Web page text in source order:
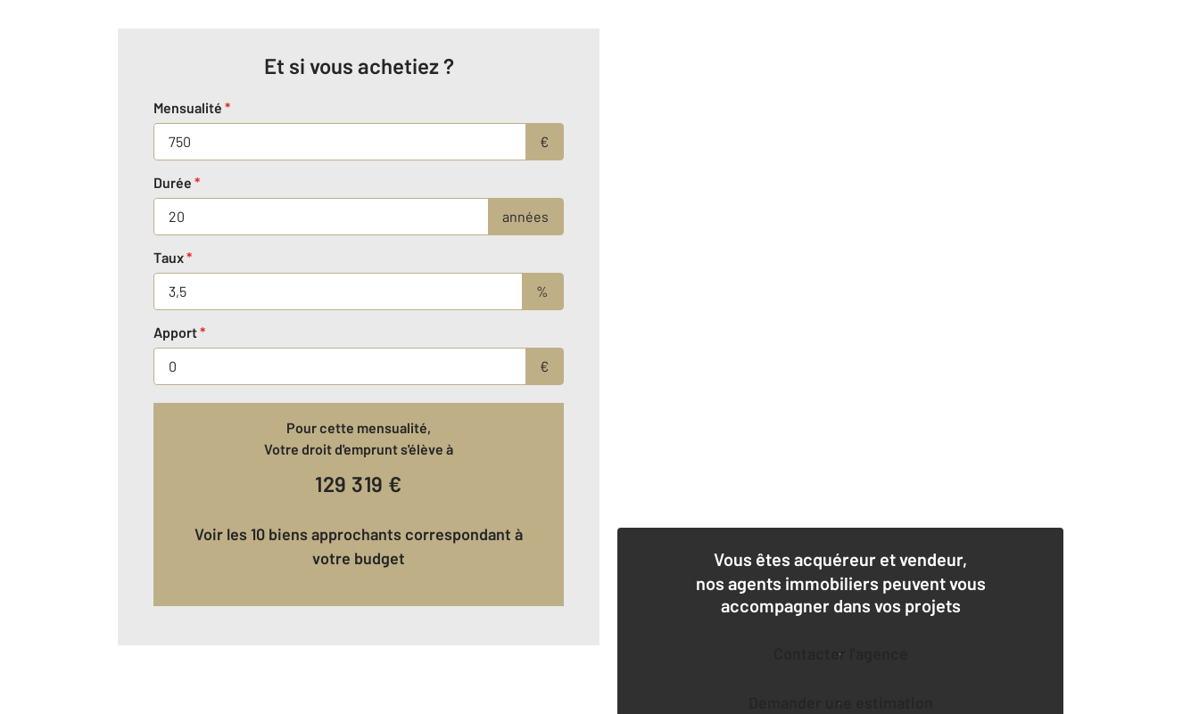
Et si vous achetiez ?
Mensualité *
€
Durée *
années
Taux*
%
Apport*
€
Pour cette mensualité,
Votre droit d'emprunt s'élève à
129 319 €
Voir les 10 biens approchants correspondant à
votre budget
Vous êtes acquéreur et vendeur,
nos agents immobiliers peuvent vous
accompagner dans vos projets
Contacter l'agence
Demander une estimation